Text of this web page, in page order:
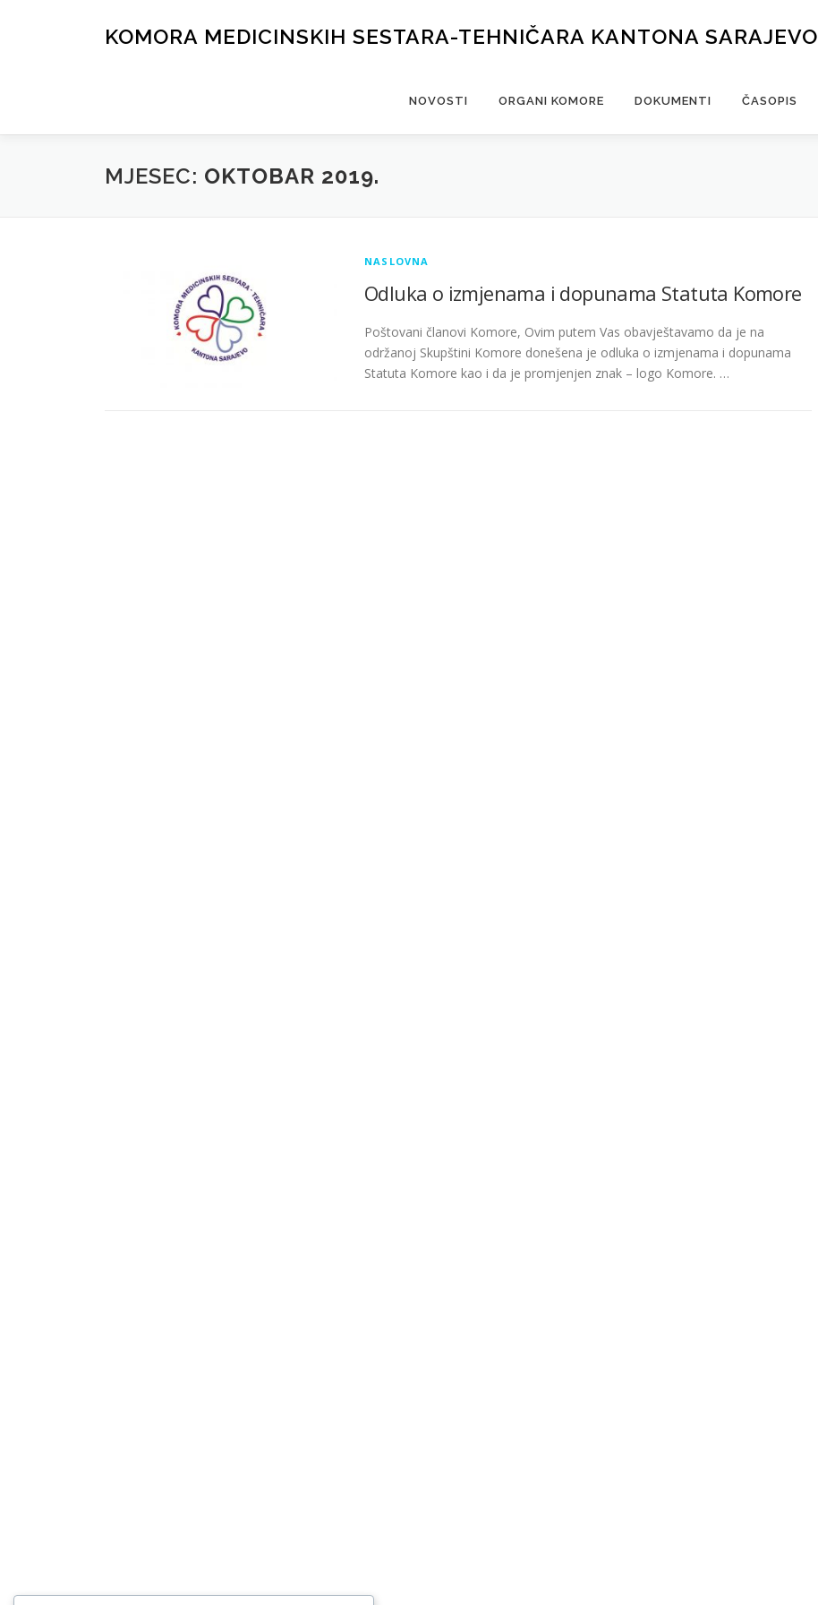
KOMORA MEDICINSKIH SESTARA-TEHNIČARA KANTONA SARAJEVO
NOVOSTI ORGANI KOMORE DOKUMENTI ČASOPIS
MJESEC: OKTOBAR 2019.
NASLOVNA
Odluka o izmjenama i dopunama Statuta Komore
Poštovani članovi Komore, Ovim putem Vas obavještavamo da je na
održanoj Skupštini Komore donešena je odluka o izmjenama i dopunama
Statuta Komore kao i da je promjenjen znak – logo Komore. …